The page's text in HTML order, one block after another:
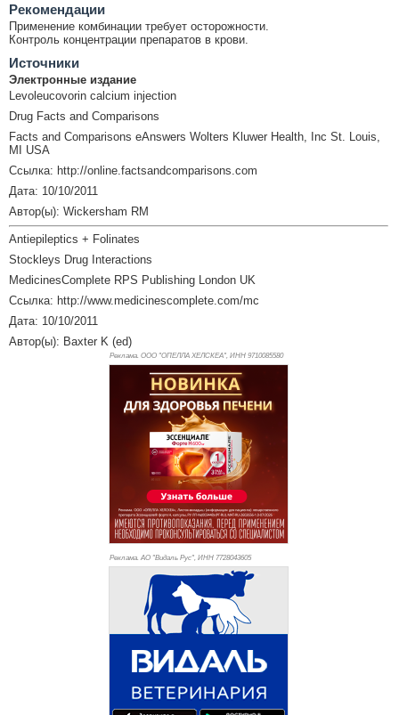
Рекомендации
Применение комбинации требует осторожности.
Контроль концентрации препаратов в крови.
Источники
Электронные издание
Levoleucovorin calcium injection
Drug Facts and Comparisons
Facts and Comparisons eAnswers Wolters Kluwer Health, Inc St. Louis,
MI USA
Ссылка: http://online.factsandcomparisons.com
Дата: 10/10/2011
Автор(ы): Wickersham RM
Antiepileptics + Folinates
Stockleys Drug Interactions
MedicinesComplete RPS Publishing London UK
Ссылка: http://www.medicinescomplete.com/mc
Дата: 10/10/2011
Автор(ы): Baxter K (ed)
Реклама. ООО "ОПЕЛЛА ХЕЛСКЕА", ИНН 9710085580
Реклама. АО "Видаль Рус", ИНН 7728043605